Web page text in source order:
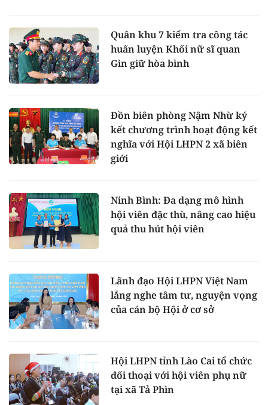
Quân khu 7 kiểm tra công tác
huấn luyện Khối nữ sĩ quan
Gìn giữ hòa bình
Đồn biên phòng Nậm Nhừ ký
kết chương trình hoạt động kết
nghĩa với Hội LHPN 2 xã biên
giới
Ninh Bình: Đa dạng mô hình
hội viên đặc thù, nâng cao hiệu
quả thu hút hội viên
Lãnh đạo Hội LHPN Việt Nam
lắng nghe tâm tư, nguyện vọng
của cán bộ Hội ở cơ sở
Hội LHPN tỉnh Lào Cai tổ chức
đối thoại với hội viên phụ nữ
tại xã Tả Phìn